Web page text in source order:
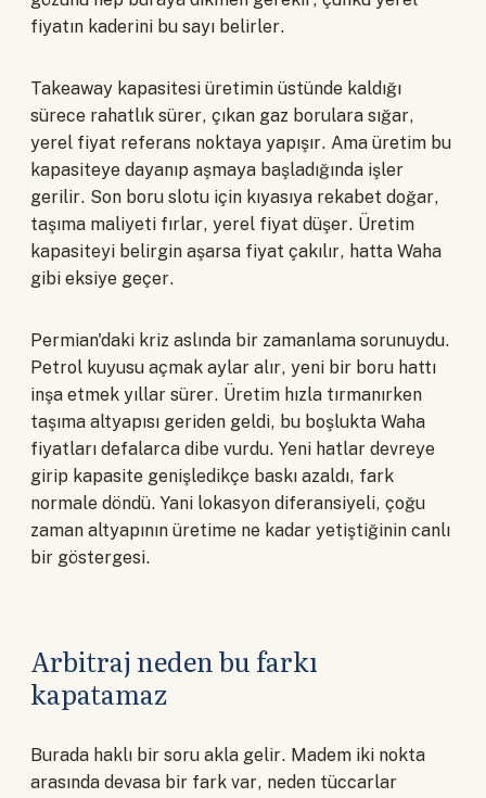
fiyatın kaderini bu sayı belirler.
Takeaway kapasitesi üretimin üstünde kaldığı
sürece rahatlık sürer, çıkan gaz borulara sığar,
yerel fiyat referans noktaya yapışır. Ama üretim bu
kapasiteye dayanıp aşmaya başladığında işler
gerilir. Son boru slotu için kıyasıya rekabet doğar,
taşıma maliyeti fırlar, yerel fiyat düşer. Üretim
kapasiteyi belirgin aşarsa fiyat çakılır, hatta Waha
gibi eksiye geçer.
Permian'daki kriz aslında bir zamanlama sorunuydu.
Petrol kuyusu açmak aylar alır, yeni bir boru hattı
inşa etmek yıllar sürer. Üretim hızla tırmanırken
taşıma altyapısı geriden geldi, bu boşlukta Waha
fiyatları defalarca dibe vurdu. Yeni hatlar devreye
girip kapasite genişledikçe baskı azaldı, fark
normale döndü. Yani lokasyon diferansiyeli, çoğu
zaman altyapının üretime ne kadar yetiştiğinin canlı
bir göstergesi.
Arbitraj neden bu farkı
kapatamaz
Burada haklı bir soru akla gelir. Madem iki nokta
arasında devasa bir fark var, neden tüccarlar